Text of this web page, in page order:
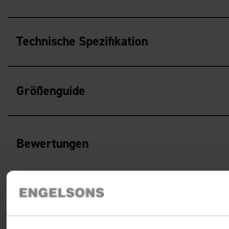
Technische Spezifikation
Größenguide
Bewertungen
Sie benötigen vielleicht auch